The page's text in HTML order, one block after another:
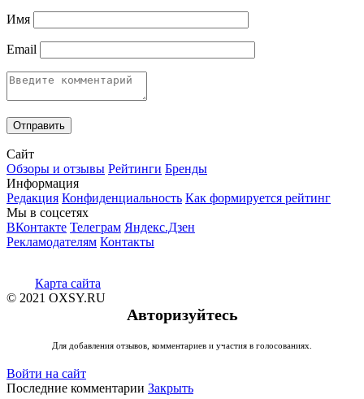
Имя
Email
Сайт
Обзоры и отзывы Рейтинги Бренды
Информация
Редакция Конфиденциальность Как формируется рейтинг
Мы в соцсетях
ВКонтакте Телеграм Яндекс.Дзен
Рекламодателям Контакты
Карта сайта
© 2021 OXSY.RU
Авторизуйтесь
Для добавления отзывов, комментариев и участия в голосованиях.
Войти на сайт
Последние комментарии Закрыть